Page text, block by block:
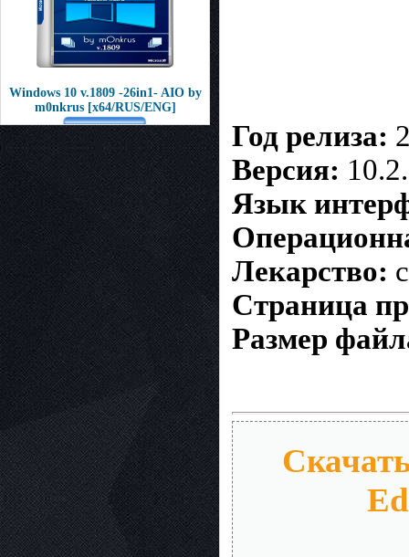
Windows 10 v.1809 -26in1- AIO by
m0nkrus [x64/RUS/ENG]
Год релиза:
Версия:
Язык
Лекарство:
Страница
Размер